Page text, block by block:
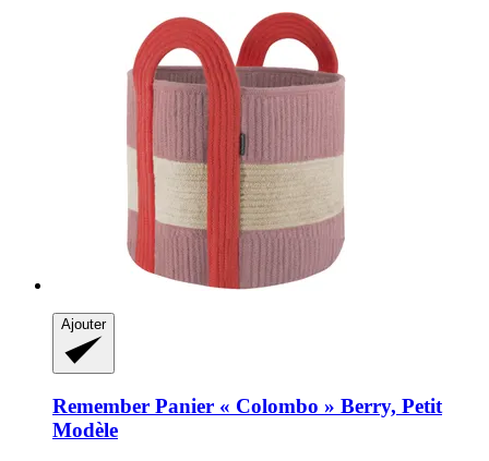
Ajouter
Remember Panier « Colombo » Berry, Petit
Modèle